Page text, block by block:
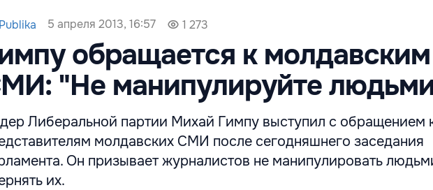
Publika 5 апреля 2013, 16:57 1 273
обращается к молдавским
"Не манипулируйте
Либеральной партии Михай Гимпу выступил с обращением
молдавских СМИ после сегодняшнего заседания
Он призывает журналистов не манипулировать
их.